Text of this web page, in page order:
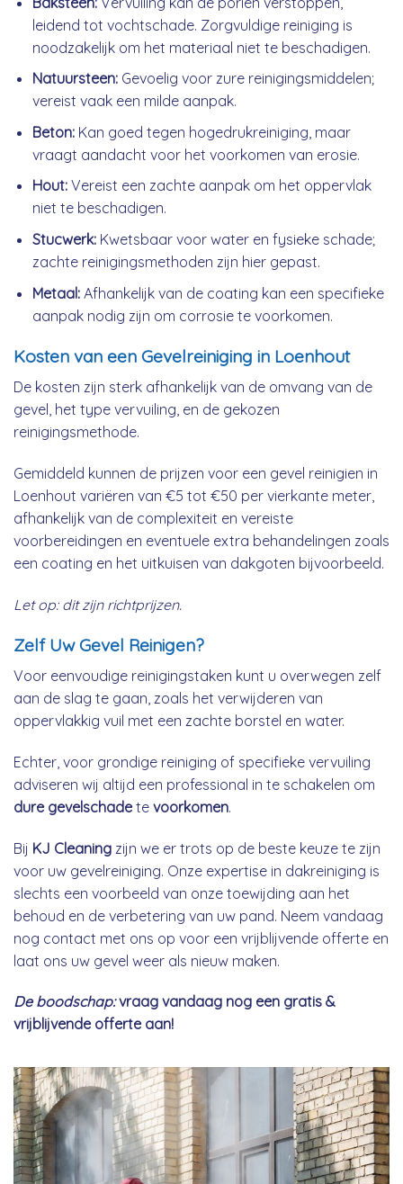
leidend tot vochtschade. Zorgvuldige reiniging is
noodzakelijk om het materiaal niet te beschadigen.
Natuursteen:Gevoelig voor zure reinigingsmiddelen;
vereist vaak een milde aanpak.
Beton:Kan goed tegen hogedrukreiniging, maar
vraagt aandacht voor het voorkomen van erosie.
Hout:Vereist een zachte aanpak om het oppervlak
niet te beschadigen.
Stucwerk:Kwetsbaar voor water en fysieke schade;
zachte reinigingsmethoden zijn hier gepast.
Metaal:Afhankelijk van de coating kan een specifieke
aanpak nodig zijn om corrosie te voorkomen.
Kosten van een Gevelreiniging in Loenhout
De kosten zijn sterk afhankelijk van de omvang van de
gevel, het type vervuiling, en de gekozen
reinigingsmethode.
Gemiddeld kunnen de prijzen voor een gevel reinigien in
Loenhout variëren van €5 tot €50 per vierkante meter,
afhankelijk van de complexiteit en vereiste
voorbereidingen en eventuele extra behandelingen zoals
een coating en het uitkuisen van dakgoten bijvoorbeeld.
Let op: dit zijn richtprijzen.
Zelf Uw Gevel Reinigen?
Voor eenvoudige reinigingstaken kunt u overwegen zelf
aan de slag te gaan, zoals het verwijderen van
oppervlakkig vuil met een zachte borstel en water.
Echter, voor grondige reiniging of specifieke vervuiling
adviseren wij altijd een professional in te schakelen om
dure gevelschadete voorkomen.
Bij KJ Cleaning zijn we er trots op de beste keuze te zijn
voor uw gevelreiniging. Onze expertise in dakreiniging is
slechts een voorbeeld van onze toewijding aan het
behoud en de verbetering van uw pand. Neem vandaag
nog contact met ons op voor een vrijblijvende offerte en
laat ons uw gevel weer als nieuw maken.
De boodschap:vraag vandaag nog een gratis &
vrijblijvende offerte aan!